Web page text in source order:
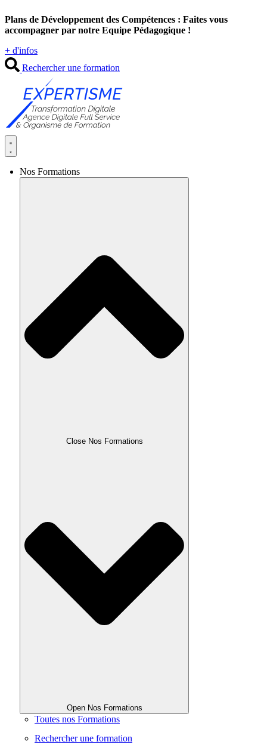
au
contenu
Plans de Développement des Compétences : Faites vous
accompagner par notre Equipe Pédagogique !
+ d'infos
Rechercher une formation
Nos Formations
Close Nos Formations
Open Nos Formations
Toutes nos Formations
Rechercher une formation